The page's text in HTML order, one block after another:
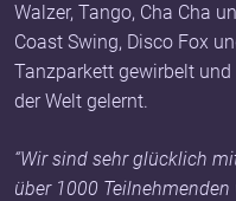
Walzer, Tango, Cha Cha
Coast Swing, Disco Fox
Tanzparkett gewirbelt
der Welt gelernt.
“Wir sind sehr glücklich
über 1000